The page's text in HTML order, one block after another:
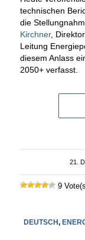
technischen
die
Kirchner,
Leitung
diesem Anlass
2050+ verfasst.
21.
9
DEUTSCH,